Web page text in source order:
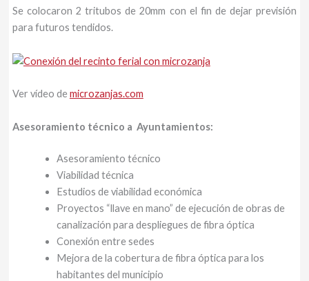
Se colocaron 2 tritubos de 20mm con el fin de dejar previsión
para futuros tendidos.
Ver vídeo demicrozanjas.com
Asesoramiento técnico a Ayuntamientos:
Asesoramiento técnico
Viabilidad técnica
Estudios de viabilidad económica
Proyectos “llave en mano” de ejecución de obras de
canalización para despliegues de fibra óptica
Conexión entre sedes
Mejora de la cobertura de fibra óptica para los
habitantes del municipio